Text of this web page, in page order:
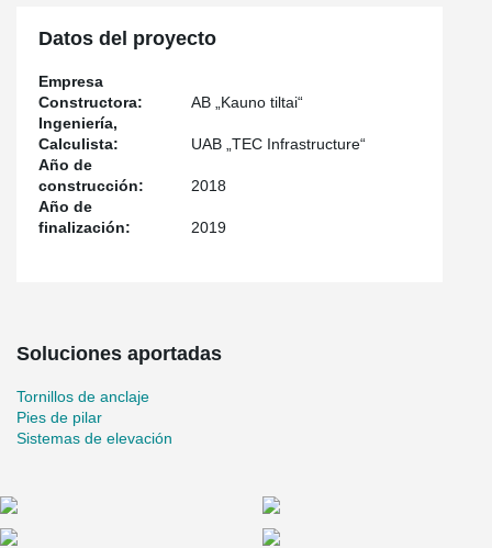
Datos del proyecto
Empresa
Constructora:
AB „Kauno tiltai“
Ingeniería,
Calculista:
UAB „TEC Infrastructure“
Año de
construcción:
2018
Año de
finalización:
2019
Soluciones aportadas
Tornillos de anclaje
Pies de pilar
Sistemas de elevación